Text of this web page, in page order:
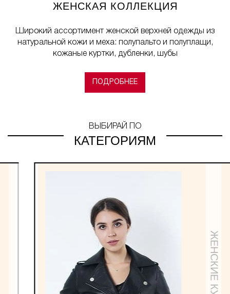
ЖЕНСКАЯ КОЛЛЕКЦИЯ
Широкий ассортимент женской верхней одежды
из
натуральной кожи и меха: полупальто и полуплащи,
кожаные куртки, дубленки, шубы
ПОДРОБНЕЕ
ВЫБИРАЙ ПО
КАТЕГОРИЯМ